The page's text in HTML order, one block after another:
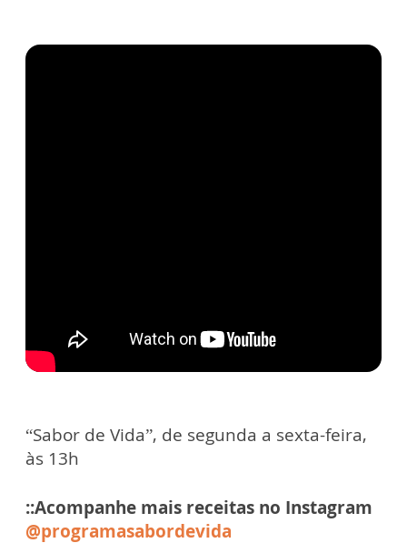
“Sabor de Vida”, de segunda a sexta-feira,
às 13h
::Acompanhe mais receitas no Instagram
@programasabordevida